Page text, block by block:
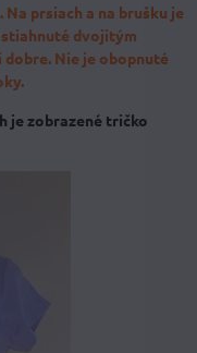
prsiach a na brušku je
stiahnuté dvojitým
Nie je obopnuté
je zobrazené tričko